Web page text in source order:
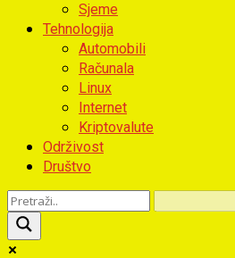
Sjeme
Tehnologija
Automobili
Računala
Linux
Internet
Kriptovalute
Održivost
Društvo